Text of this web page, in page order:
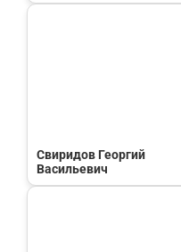
Свиридов Георгий
Васильевич